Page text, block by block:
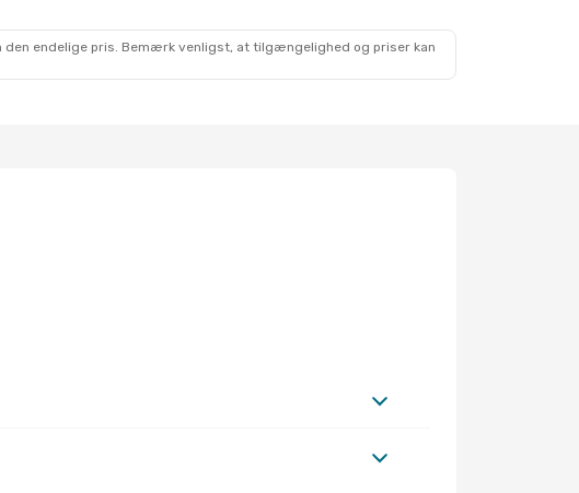
endelige pris. Bemærk venligst, at tilgængelighed og priser kan